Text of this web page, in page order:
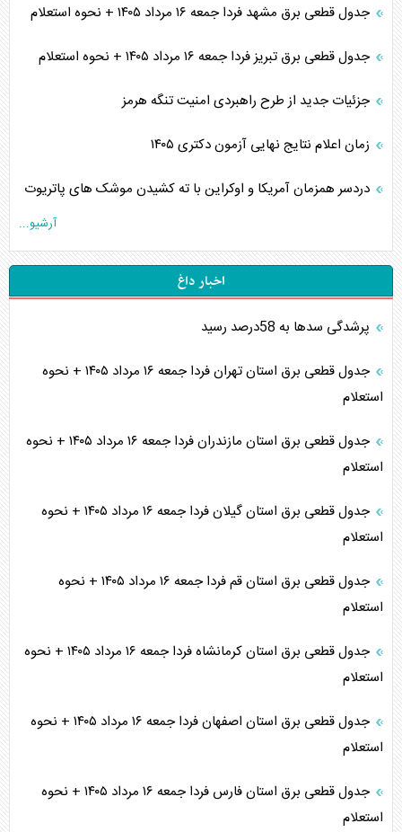
جدول قطعی برق مشهد فردا جمعه ۱۶ مرداد ۱۴۰۵ + نحوه استعلام
جدول قطعی برق تبریز فردا جمعه ۱۶ مرداد ۱۴۰۵ + نحوه استعلام
جزئیات جدید از طرح راهبردی امنیت تنگه هرمز
زمان اعلام نتایج نهایی آزمون دکتری ۱۴۰۵
دردسر همزمان آمریکا و اوکراین با ته کشیدن موشک های پاتریوت
آرشیو...
اخبار داغ
پرشدگی سدها به 58درصد رسید
جدول قطعی برق استان تهران فردا جمعه ۱۶ مرداد ۱۴۰۵ + نحوه
استعلام
جدول قطعی برق استان مازندران فردا جمعه ۱۶ مرداد ۱۴۰۵ + نحوه
استعلام
جدول قطعی برق استان گیلان فردا جمعه ۱۶ مرداد ۱۴۰۵ + نحوه
استعلام
جدول قطعی برق استان قم فردا جمعه ۱۶ مرداد ۱۴۰۵ + نحوه
استعلام
جدول قطعی برق استان کرمانشاه فردا جمعه ۱۶ مرداد ۱۴۰۵ + نحوه
استعلام
جدول قطعی برق استان اصفهان فردا جمعه ۱۶ مرداد ۱۴۰۵ + نحوه
استعلام
جدول قطعی برق استان فارس فردا جمعه ۱۶ مرداد ۱۴۰۵ + نحوه
استعلام